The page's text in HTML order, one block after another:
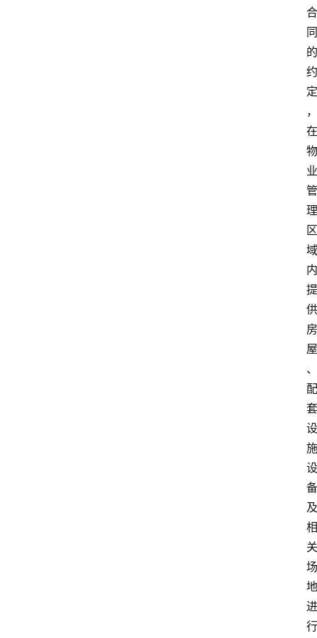
合
同
的
约
定
，
在
物
业
管
理
区
域
内
提
供
房
屋
、
配
套
设
施
设
备
及
相
关
场
地
进
行